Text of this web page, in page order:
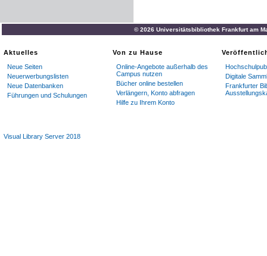
© 2026 Universitätsbibliothek Frankfurt am
Aktuelles
Neue Seiten
Neuerwerbungslisten
Neue Datenbanken
Führungen und Schulungen
Von zu Hause
Online-Angebote außerhalb des
Campus nutzen
Bücher online bestellen
Verlängern, Konto abfragen
Hilfe zu Ihrem Konto
Digitale
Frankfurter
Visual Library Server 2018